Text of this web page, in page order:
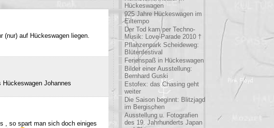
(nur) auf Hückeswagen liegen.
Johannes
, so spart man sich doch einiges
Hückeswagen
925 Jahre Hückeswagen im
Eiltempo
Der Tod kam per Techno-
Musik: Love-Parade 2010 †
Pflanzenpark Scheideweg:
Blütenfestival
Ferienspaß in Hückeswagen
Bilder einer Ausstellung:
Bernhard Guski
Estofex: das Chasing geht
weiter
Die Saison beginnt: Blitzjagd
im Bergischen
Ausstellung u. Fotografien
des 19. Jahrhunderts Japan